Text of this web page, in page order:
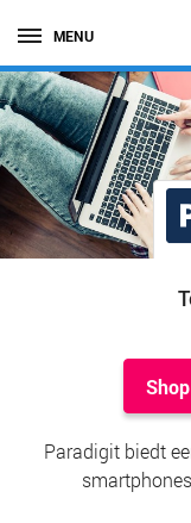
MENU
Paradigit biedt